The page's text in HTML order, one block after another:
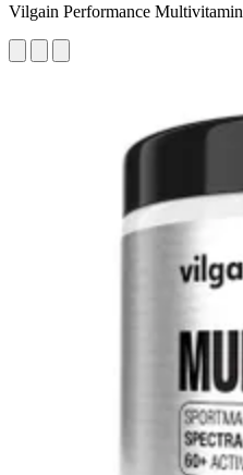
Vilgain Performance Multivitamin